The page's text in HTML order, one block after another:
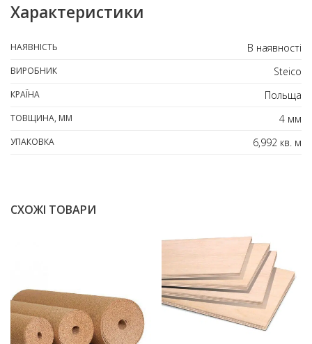
Характеристики
НАЯВНІСТЬ В наявності
ВИРОБНИК Steico
КРАЇНА Польща
ТОВЩИНА, ММ 4 мм
УПАКОВКА 6,992 кв. м
СХОЖІ ТОВАРИ